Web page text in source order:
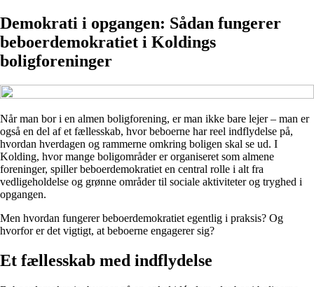
Demokrati i opgangen: Sådan fungerer
beboerdemokratiet i Koldings
boligforeninger
Når man bor i en almen boligforening, er man ikke bare lejer – man er
også en del af et fællesskab, hvor beboerne har reel indflydelse på,
hvordan hverdagen og rammerne omkring boligen skal se ud. I
Kolding, hvor mange boligområder er organiseret som almene
foreninger, spiller beboerdemokratiet en central rolle i alt fra
vedligeholdelse og grønne områder til sociale aktiviteter og tryghed i
opgangen.
Men hvordan fungerer beboerdemokratiet egentlig i praksis? Og
hvorfor er det vigtigt, at beboerne engagerer sig?
Et fællesskab med indflydelse